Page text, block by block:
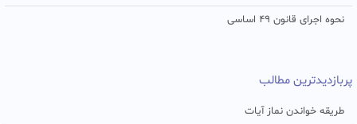
نحوه اجرای قانون ۴۹ اساسی
پربازدیدترین مطالب
طریقه خواندن نماز آیات